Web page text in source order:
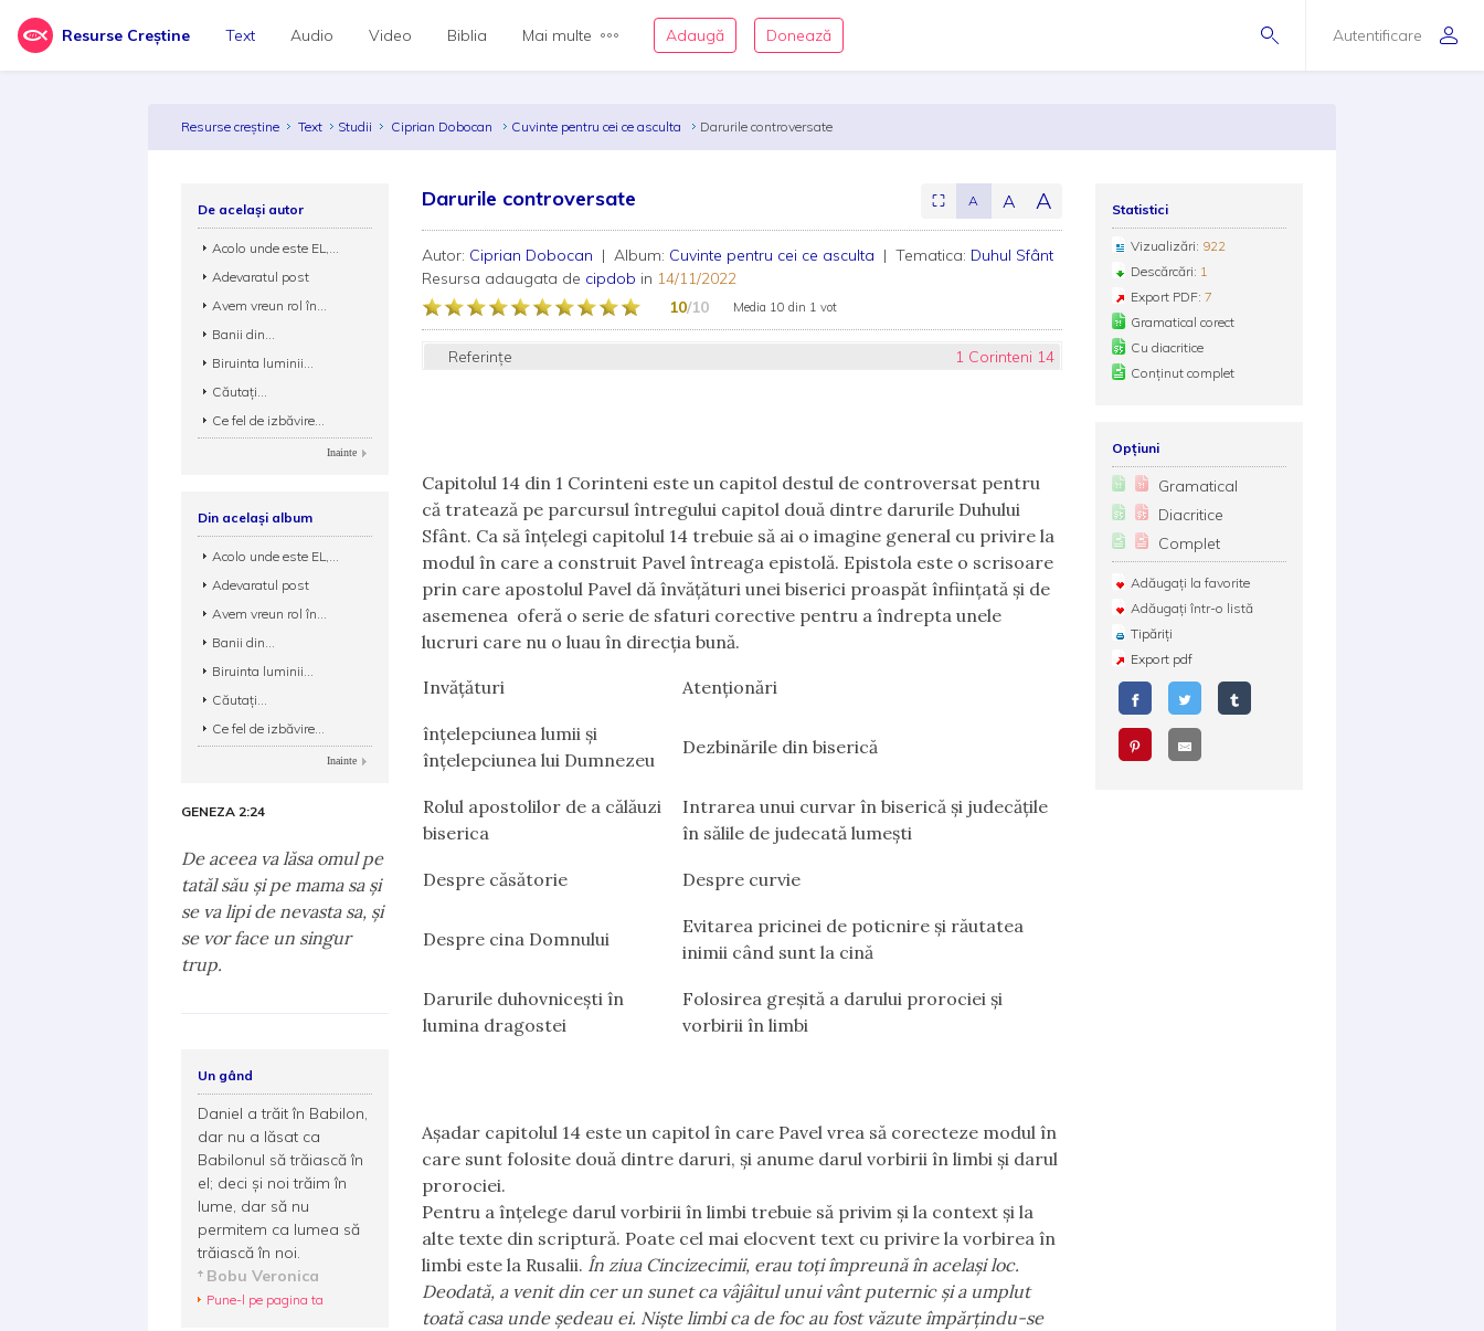
Resurse Creștine Autentificare
Text Audio Video Biblia Mai multe Adaugă Donează
Resurse creștine Text Studii Ciprian Dobocan Cuvinte pentru cei ce asculta Darurile controversate
Darurile controversate ⛶ A A A
Autor: Ciprian Dobocan | Album: Cuvinte pentru cei ce asculta | Tematica: Duhul Sfânt
Resursa adaugata de cipdob in 14/11/2022
10/10 Media 10 din 1 vot
Referințe 1 Corinteni 14
Capitolul 14 din 1 Corinteni este un capitol destul de controversat pentru
că tratează pe parcursul întregului capitol două dintre darurile Duhului
Sfânt. Ca să înțelegi capitolul 14 trebuie să ai o imagine general cu privire la
modul în care a construit Pavel întreaga epistolă. Epistola este o scrisoare
prin care apostolul Pavel dă învățături unei biserici proaspăt înființată și de
asemenea oferă o serie de sfaturi corective pentru a îndrepta unele
lucruri care nu o luau în direcția bună.
Invățături Atenționări
înțelepciunea lumii și
înțelepciunea lui Dumnezeu
Dezbinările din biserică
Rolul apostolilor de a călăuzi
biserica
Intrarea unui curvar în biserică și judecățile
în sălile de judecată lumești
Despre căsătorie Despre curvie
Despre cina Domnului
Evitarea pricinei de poticnire și răutatea
inimii când sunt la cină
Darurile duhovnicești în
lumina dragostei
Folosirea greșită a darului prorociei și
vorbirii în limbi
Așadar capitolul 14 este un capitol în care Pavel vrea să corecteze modul în
care sunt folosite două dintre daruri, și anume darul vorbirii în limbi și darul
prorociei.
Pentru a înțelege darul vorbirii în limbi trebuie să privim și la context și la
alte texte din scriptură. Poate cel mai elocvent text cu privire la vorbirea în
limbi este la Rusalii. În ziua Cincizecimii, erau toţi împreună în acelaşi loc.
Deodată, a venit din cer un sunet ca vâjâitul unui vânt puternic şi a umplut
toată casa unde şedeau ei. Nişte limbi ca de foc au fost văzute împărţindu-se
Statistici
Vizualizări: 922
Descărcări: 1
Export PDF: 7
Gramatical corect
Cu diacritice
Conținut complet
Opțiuni
Gramatical
Diacritice
Complet
Adăugați la favorite
Adăugați într-o listă
Tipăriți
Export pdf
De același autor
Acolo unde este EL,...
Adevaratul post
Avem vreun rol în...
Banii din...
Biruinta luminii...
Căutați...
Ce fel de izbăvire...
Inainte
Din același album
Acolo unde este EL,...
Adevaratul post
Avem vreun rol în...
Banii din...
Biruinta luminii...
Căutați...
Ce fel de izbăvire...
Inainte
GENEZA 2:24
De aceea va lăsa omul pe
tatăl său şi pe mama sa şi
se va lipi de nevasta sa, şi
se vor face un singur
trup.
Un gând
Daniel a trăit în Babilon,
dar nu a lăsat ca
Babilonul să trăiască în
el; deci și noi trăim în
lume, dar să nu
permitem ca lumea să
trăiască în noi.
Bobu Veronica
Pune-l pe pagina ta